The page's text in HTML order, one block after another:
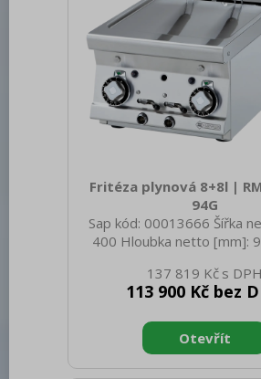
Fritéza plynová 8+8l |
94G
Sap kód: 00013666 Šířka
400 Hloubka netto [mm]:
48.00 Šířka brutto [mm]:
brutto [mm]: 970 Výška
spotřebiče: Plynové zařízení
typ zařízení: Stolní Výkon
9.000 Zapalování:
137 819 Kč
113 900 Kč bez